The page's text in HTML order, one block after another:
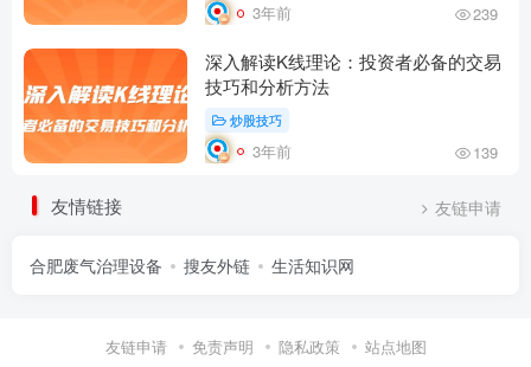
3年前 239
深入解读K线理论：投资者必备的交易
技巧和分析方法
炒股技巧
3年前 139
友情链接 友链申请
合肥废气治理设备 搜友外链 生活知识网
友链申请 免责声明 隐私政策 站点地图